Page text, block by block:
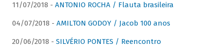
11/07/2018 - ANTONIO ROCHA / Flauta brasileira
04/07/2018 - AMILTON GODOY / Jacob 100 anos
20/06/2018 - SILVÉRIO PONTES / Reencontro